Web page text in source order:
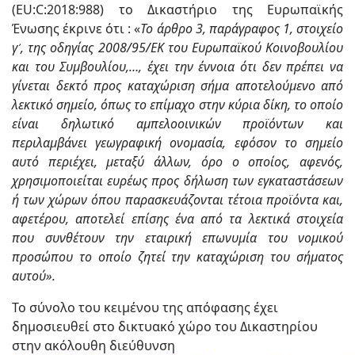
(EU:C:2018:988) το Δικαστήριο της Ευρωπαϊκής
Ένωσης έκρινε ότι : «Το άρθρο 3, παράγραφος 1, στοιχείο
γʹ, της οδηγίας 2008/95/ΕΚ του Ευρωπαϊκού Κοινοβουλίου
και του Συμβουλίου,…, έχει την έννοια ότι δεν πρέπει να
γίνεται δεκτό προς καταχώριση σήμα αποτελούμενο από
λεκτικό σημείο, όπως το επίμαχο στην κύρια δίκη, το οποίο
είναι δηλωτικό αμπελοοινικών προϊόντων και
περιλαμβάνει γεωγραφική ονομασία, εφόσον το σημείο
αυτό περιέχει, μεταξύ άλλων, όρο ο οποίος, αφενός,
χρησιμοποιείται ευρέως προς δήλωση των εγκαταστάσεων
ή των χώρων όπου παρασκευάζονται τέτοια προϊόντα και,
αφετέρου, αποτελεί επίσης ένα από τα λεκτικά στοιχεία
που συνθέτουν την εταιρική επωνυμία του νομικού
προσώπου το οποίο ζητεί την καταχώριση του σήματος
αυτού».
Το σύνολο του κειμένου της απόφασης έχει
δημοσιευθεί στο δικτυακό χώρο του Δικαστηρίου
στην ακόλουθη διεύθυνση